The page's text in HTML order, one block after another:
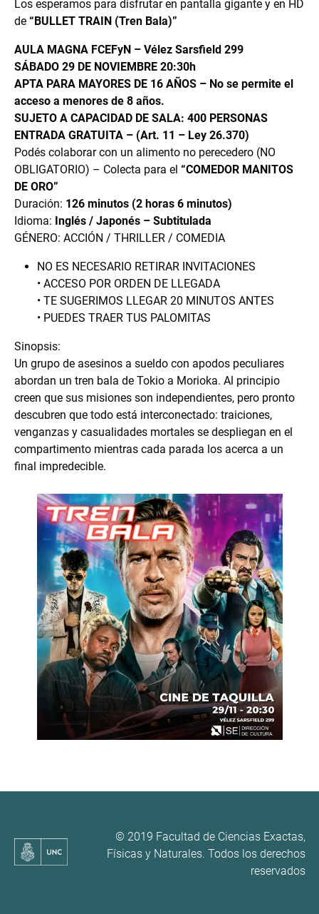
Los esperamos para disfrutar en pantalla gigante y en HD
de “BULLET TRAIN (Tren Bala)”
AULA MAGNA FCEFyN – Vélez Sarsfield 299
SÁBADO 29 DE NOVIEMBRE 20:30h
APTA PARA MAYORES DE 16 AÑOS – No se permite el
acceso a menores de 8 años.
SUJETO A CAPACIDAD DE SALA: 400 PERSONAS
ENTRADA GRATUITA – (Art. 11 – Ley 26.370)
Podés colaborar con un alimento no perecedero (NO
OBLIGATORIO) – Colecta para el “COMEDOR MANITOS
DE ORO”
Duración: 126 minutos (2 horas 6 minutos)
Idioma: Inglés / Japonés – Subtitulada
GÉNERO: ACCIÓN / THRILLER / COMEDIA
NO ES NECESARIO RETIRAR INVITACIONES
• ACCESO POR ORDEN DE LLEGADA
• TE SUGERIMOS LLEGAR 20 MINUTOS ANTES
• PUEDES TRAER TUS PALOMITAS
Sinopsis:
Un grupo de asesinos a sueldo con apodos peculiares
abordan un tren bala de Tokio a Morioka. Al principio
creen que sus misiones son independientes, pero pronto
descubren que todo está interconectado: traiciones,
venganzas y casualidades mortales se despliegan en el
compartimento mientras cada parada los acerca a un
final impredecible.
© 2019 Facultad de Ciencias Exactas,
Físicas y Naturales. Todos los derechos
reservados